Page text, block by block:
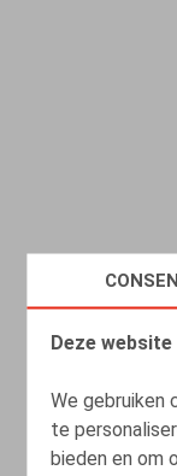
Deze
We gebruiken
te
bieden en om